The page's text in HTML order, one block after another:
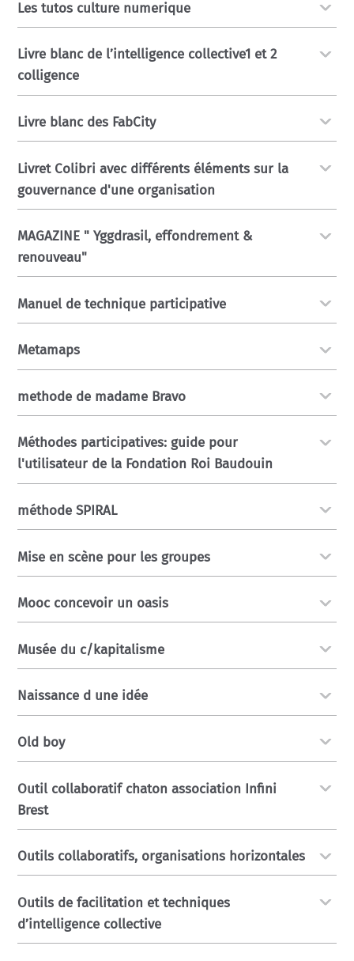
Les tutos culture numerique
Livre blanc de l’intelligence collective1 et 2
colligence
Livre blanc des FabCity
Livret Colibri avec différents éléments sur la
gouvernance d'une organisation
MAGAZINE " Yggdrasil, effondrement &
renouveau"
Manuel de technique participative
Metamaps
methode de madame Bravo
Méthodes participatives: guide pour
l'utilisateur de la Fondation Roi Baudouin
méthode SPIRAL
Mise en scène pour les groupes
Mooc concevoir un oasis
Musée du c/kapitalisme
Naissance d une idée
Old boy
Outil collaboratif chaton association Infini
Brest
Outils collaboratifs, organisations horizontales
Outils de facilitation et techniques
d’intelligence collective